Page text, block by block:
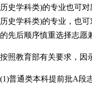
历史学科类)的专业也可
历史学科类)的专业，也
的先后顺序慎重选择志愿
按照教育部有关要求，因
(1)普通类本科提前批A段